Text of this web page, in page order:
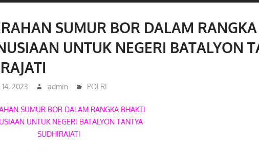
SUMUR BOR DALAM
UNTUK NEGERI BATALYON
2023 admin POLRI
SUMUR BOR DALAM RANGKA BHAKTI
UNTUK NEGERI BATALYON TANTYA
SUDHIRAJATI